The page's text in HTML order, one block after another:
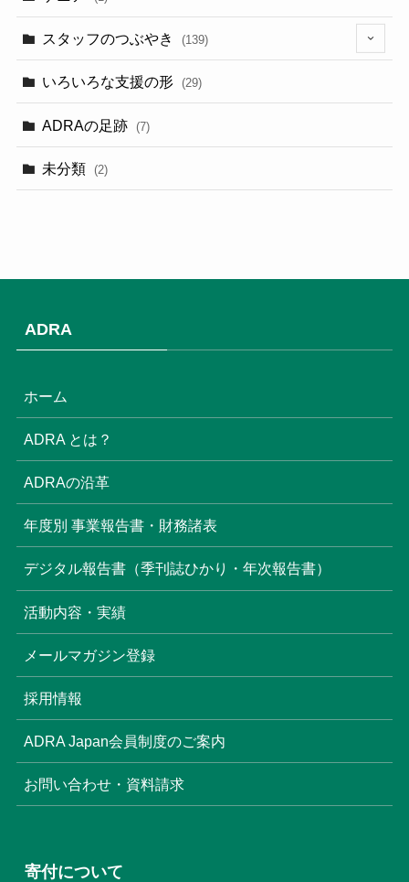
スタッフのつぶやき (139)
(3)
(3)
(6)
(8)
(22)
(6)
いろいろな支援の形 (29)
ADRAの足跡 (7)
未分類 (2)
ADRA
ホーム
ADRA とは？
ADRAの沿革
年度別 事業報告書・財務諸表
デジタル報告書（季刊誌ひかり・年次報告書）
活動内容・実績
メールマガジン登録
採用情報
ADRA Japan会員制度のご案内
お問い合わせ・資料請求
寄付について